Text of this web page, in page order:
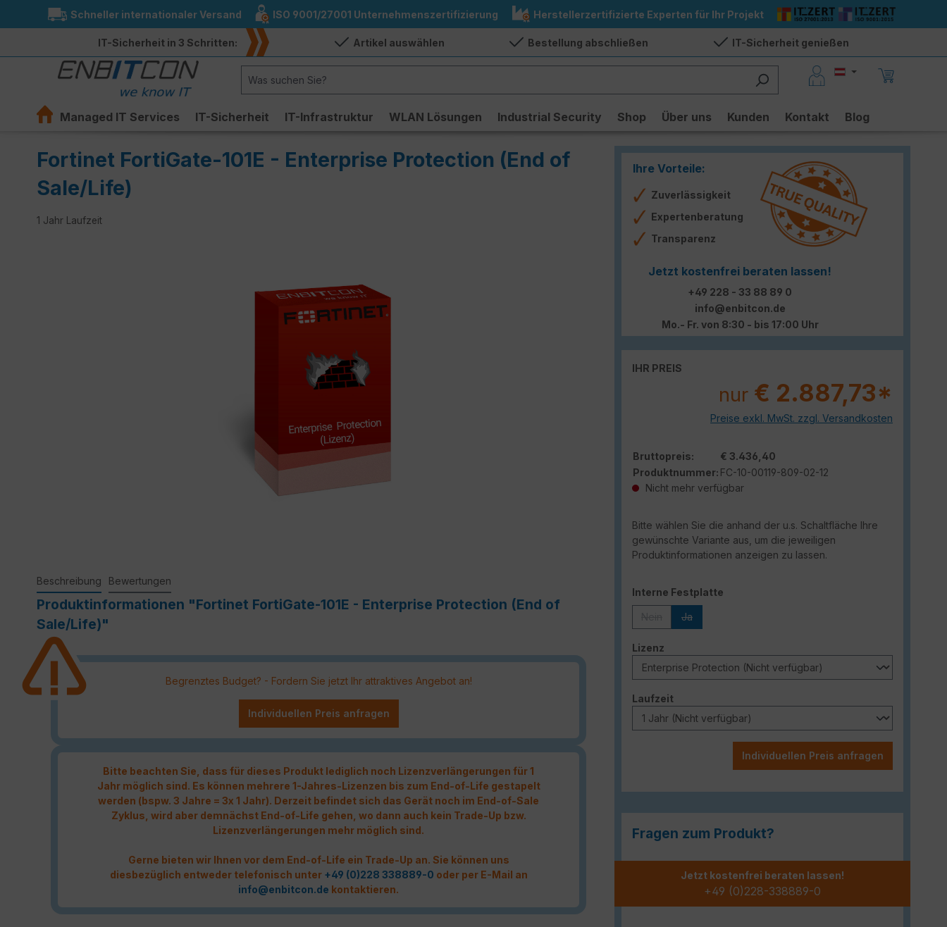
Zur Hauptnavigation springen
Schneller internationaler Versand ISO 9001/27001 Unternehmenszertifizierung Herstellerzertifizierte Experten für Ihr Projekt
IT-Sicherheit in 3 Schritten: Artikel auswählen Bestellung abschließen IT-Sicherheit genießen
Managed IT Services IT-Sicherheit IT-Infrastruktur WLAN Lösungen Industrial Security Shop Über uns Kunden Kontakt Blog
Fortinet FortiGate-101E - Enterprise Protection (End of
Sale/Life)
1 Jahr Laufzeit
Ihre Vorteile:
Zuverlässigkeit
Expertenberatung
Transparenz
Jetzt kostenfrei beraten lassen!
+49 228 - 33 88 89 0
info@enbitcon.de
Mo.- Fr. von 8:30 - bis 17:00 Uhr
IHR PREIS
nur € 2.887,73*
Preise exkl. MwSt. zzgl. Versandkosten
Bruttopreis:
€ 3.436,40
Produktnummer: FC-10-00119-809-02-12
Nicht mehr verfügbar
Bitte wählen Sie die anhand der u.s. Schaltfläche Ihre
gewünschte Variante aus, um die jeweiligen
Produktinformationen anzeigen zu lassen.
Interne Festplatte
Ja
Lizenz
Laufzeitauswählen
Individuellen Preis anfragen
Fragen zum Produkt?
Jetzt kostenfrei beraten lassen!
+49 (0)228-338889-0
Beschreibung Bewertungen
Produktinformationen "Fortinet FortiGate-101E - Enterprise Protection (End of
Sale/Life)"
Begrenztes Budget? - Fordern Sie jetzt Ihr attraktives Angebot an!
Individuellen Preis anfragen
Bitte beachten Sie, dass für dieses Produkt lediglich noch Lizenzverlängerungen für 1
Jahr möglich sind. Es können mehrere 1-Jahres-Lizenzen bis zum End-of-Life gestapelt
werden (bspw. 3 Jahre = 3x 1 Jahr). Derzeit befindet sich das Gerät noch im End-of-Sale
Zyklus, wird aber demnächst End-of-Life gehen, wo dann auch kein Trade-Up bzw.
Lizenzverlängerungen mehr möglich sind.
Gerne bieten wir Ihnen vor dem End-of-Life ein Trade-Up an. Sie können uns
diesbezüglich entweder telefonisch unter +49 (0)228 338889-0 oder per E-Mail an
info@enbitcon.de kontaktieren.